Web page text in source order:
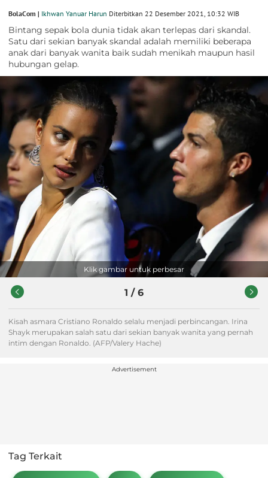
BolaCom | Ikhwan Yanuar Harun Diterbitkan 22 Desember 2021, 10:32 WIB
Bintang sepak bola dunia tidak akan terlepas dari skandal.
Satu dari sekian banyak skandal adalah memiliki beberapa
anak dari banyak wanita baik sudah menikah maupun hasil
hubungan gelap.
Klik gambar untuk perbesar
1 / 6
Kisah asmara Cristiano Ronaldo selalu menjadi perbincangan. Irina
Shayk merupakan salah satu dari sekian banyak wanita yang pernah
intim dengan Ronaldo. (AFP/Valery Hache)
Tag Terkait